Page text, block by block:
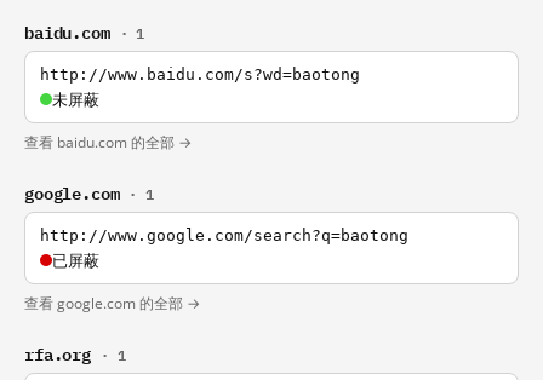
baidu.com · 1
http://www.baidu.com/s?wd=baotong
未屏蔽
查看 baidu.com 的全部 →
google.com · 1
http://www.google.com/search?q=baotong
已屏蔽
查看 google.com 的全部 →
rfa.org · 1